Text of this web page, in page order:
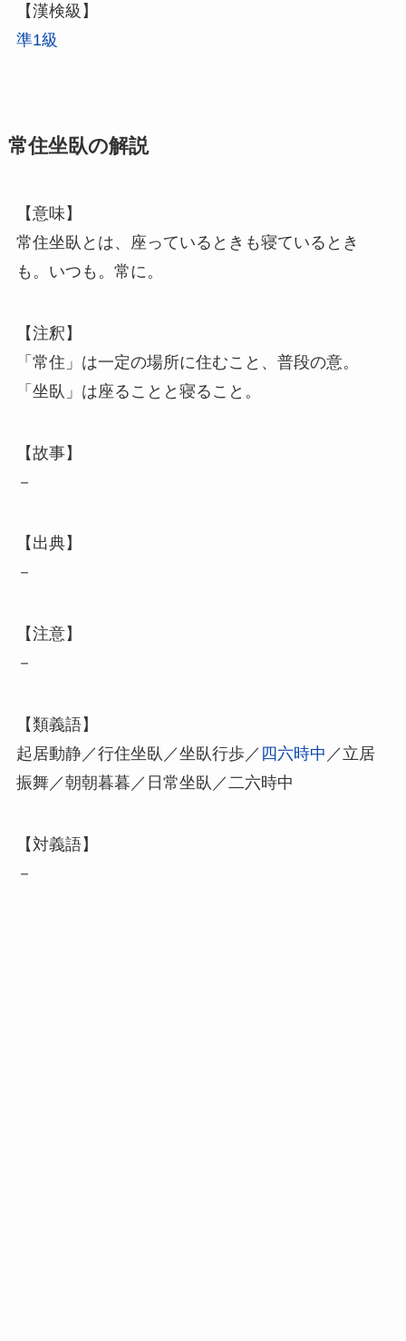
【漢検級】
準1級
常住坐臥の解説
【意味】
常住坐臥とは、座っているときも寝ているとき
も。いつも。常に。
【注釈】
「常住」は一定の場所に住むこと、普段の意。
「坐臥」は座ることと寝ること。
【故事】
－
【出典】
－
【注意】
－
【類義語】
起居動静／行住坐臥／坐臥行歩／ 四六時中 ／立居
振舞／朝朝暮暮／日常坐臥／二六時中
【対義語】
－